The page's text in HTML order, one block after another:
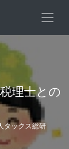
理士との
タックス総研